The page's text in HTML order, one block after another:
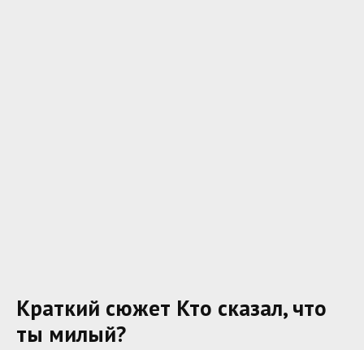
Краткий сюжет Кто сказал, что
ты милый?